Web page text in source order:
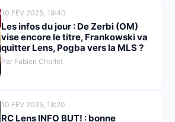
10 FÉV 2025, 19:40
Les infos du jour : De Zerbi (OM)
vise encore le titre, Frankowski va
quitter Lens, Pogba vers la MLS ?
Par Fabien Chorlet
10 FÉV 2025, 18:20
RC Lens INFO BUT! : bonne